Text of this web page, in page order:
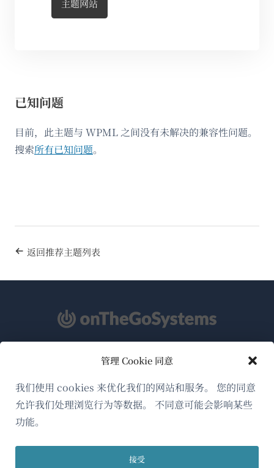
管理 Cookie 同意
我们使用 cookies 来优化我们的网站和服务。 您的同意
允许我们处理浏览行为等数据。 不同意可能会影响某些
功能。
接受
主题网站
已知问题
目前，此主题与 WPML 之间没有未解决的兼容性问题。
搜索所有已知问题。
返回推荐主题列表
关于WPML
GDPR与隐私政策
加入我们的团队（在
新
新
窗
新